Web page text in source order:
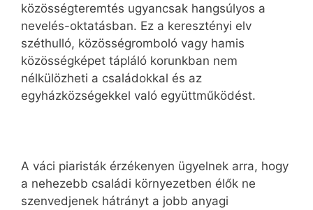
közösségteremtés ugyancsak hangsúlyos a
nevelés-oktatásban. Ez a keresztényi elv
széthulló, közösségromboló vagy hamis
közösségképet tápláló korunkban nem
nélkülözheti a családokkal és az
egyházközségekkel való együttműködést.
A váci piaristák érzékenyen ügyelnek arra, hogy
a nehezebb családi környezetben élők ne
szenvedjenek hátrányt a jobb anyagi